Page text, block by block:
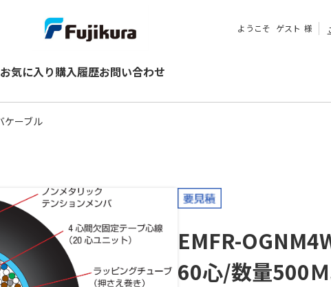
ようこそ ゲスト 様
お気に入り購入履歴お問い合わせ
ケーブル
EMFR-
60心/数量500